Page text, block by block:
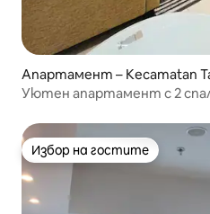
Апартамент – Kecamatan
Уютен апартамент с 2
Избор на гостите
Избор на гостите